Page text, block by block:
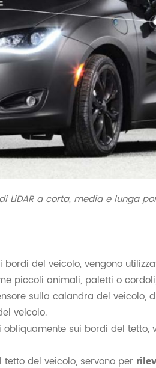
LiDAR a corta, media e lunga
bordi del veicolo, vengono
piccoli animali, paletti o
sulla calandra del veicolo,
veicolo.
obliquamente sui bordi del
tetto del veicolo, servono per